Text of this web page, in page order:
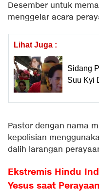
Desember untuk
menggelar acara
Lihat Juga :
Sidang
Suu Kyi
Pastor dengan nama
kepolisian
dalih larangan
Ekstremis Hindu
Yesus saat